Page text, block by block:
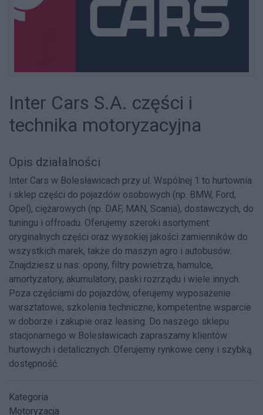
Inter Cars S.A. części i
technika motoryzacyjna
Opis działalności
Inter Cars w Bolesławicach przy ul. Wspólnej 1 to hurtownia
i sklep części do pojazdów osobowych (np. BMW, Ford,
Opel), ciężarowych (np. DAF, MAN, Scania), dostawczych, do
tuningu i offroadu. Oferujemy szeroki asortyment
oryginalnych części oraz wysokiej jakości zamienników do
wszystkich marek, także do maszyn agro i autobusów.
Znajdziesz u nas: opony, filtry powietrza, hamulce,
amortyzatory, akumulatory, paski rozrządu i wiele innych.
Poza częściami do pojazdów, oferujemy wyposażenie
warsztatowe, szkolenia techniczne, kompetentne wsparcie
w doborze i zakupie oraz leasing. Do naszego sklepu
stacjonarnego w Bolesławicach zapraszamy klientów
hurtowych i detalicznych. Oferujemy rynkowe ceny i szybką
dostępność.
Kategoria
Motoryzacja